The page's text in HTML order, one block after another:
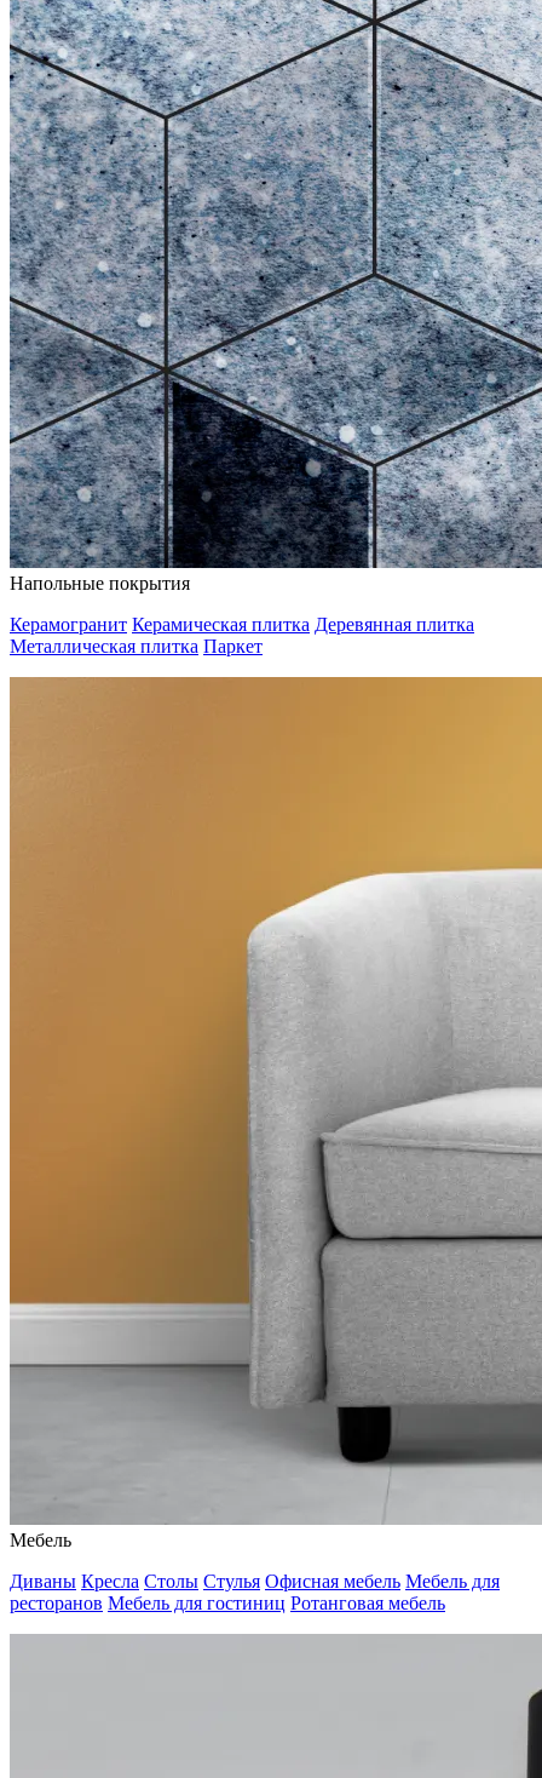
Напольные покрытия
Керамогранит Керамическая плитка Деревянная плитка
Металлическая плитка Паркет
Мебель
Диваны Кресла Столы Стулья Офисная мебель Мебель для
ресторанов Мебель для гостиниц Ротанговая мебель